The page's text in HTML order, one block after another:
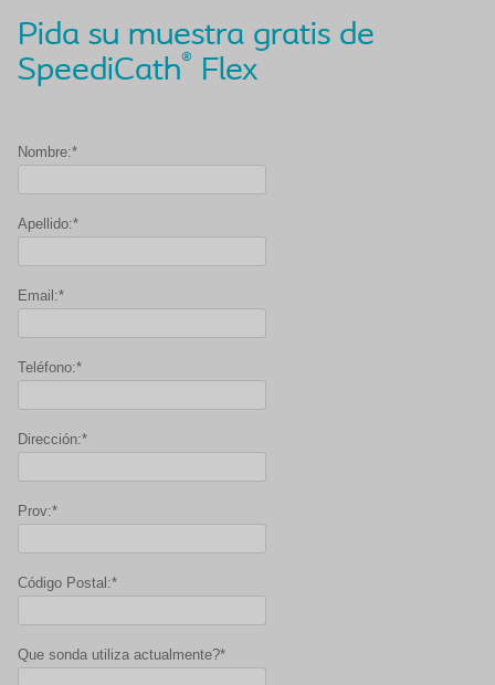
Pida su muestra gratis de
SpeediCath® Flex
Nombre:*
Apellido:*
Email:*
Teléfono:*
Dirección:*
Prov:*
Código Postal:*
Que sonda utiliza actualmente?*